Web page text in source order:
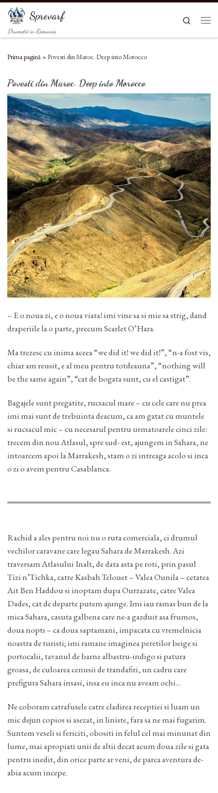
Sari la conținut
Sprevarf
Drumetii in Romania
Search
Prima pagină »Povesti din Maroc. Deep into Morocco
Povesti din Maroc. Deep into Morocco
– E o noua zi, e o noua viata! imi vine sa si mie sa strig, dand
draperiile la o parte, precum Scarlet O’Hara.
Ma trezesc cu inima aceea “we did it! we did it!”, “n-a fost vis,
chiar am reusit, e al meu pentru totdeauna”, “nothing will
be the same again”, “cat de bogata sunt, cu el castigat”.
Bagajele sunt pregatite, rucsacul mare – cu cele care nu prea
imi mai sunt de trebuinta deacum, ca am gatat cu muntele
si rucsacul mic – cu necesarul pentru urmatoarele cinci zile:
trecem din nou Atlasul, spre sud- est, ajungem in Sahara, ne
intoarcem apoi la Marrakesh, stam o zi intreaga acolo si inca
o zi o avem pentru Casablanca.
Rachid a ales pentru noi nu o ruta comerciala, ci drumul
vechilor caravane care legau Sahara de Marrakesh. Azi
traversam Atlasului Inalt, de data asta pe roti, prin pasul
Tizi n’Tichka, catre Kasbah Telouet – Valea Ounila – cetatea
Ait Ben Haddou si inoptam dupa Ourzazate, catre Valea
Dades, cat de departe putem ajunge. Imi iau ramas bun de la
mica Sahara, casuta galbena care ne-a gazduit asa frumos,
doua nopti – ca doua saptamani, impacata cu vremelnicia
noastra de turisti; imi ramane imaginea peretilor beige si
portocalii, tavanul de barne albastru-indigo si patura
groasa, de culoarea cenusii de trandafiri, un cadru care
prefigura Sahara insasi, insa eu inca nu aveam ochi…
Ne coboram catrafusele catre cladirea receptiei si luam un
mic dejun copios si asezat, in liniste, fara sa ne mai fugarim.
Suntem veseli si fericiti, obositi in felul cel mai minunat din
lume, mai apropiati unii de altii decat acum doua zile si gata
pentru inedit, din orice parte ar veni, de parca aventura de-
abia acum incepe.